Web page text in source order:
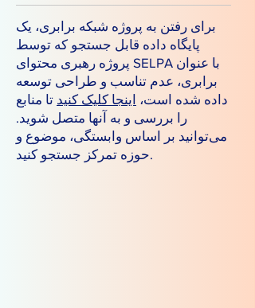
برای رفتن به پروژه شبکه برابری، یک
پایگاه داده قابل جستجو که توسط
پروژه رهبری محتوای SELPA با عنوان
برابری، عدم تناسب و طراحی توسعه
داده شده است، اینجا کلیک کنید تا منابع
را بررسی و به آنها متصل شوید.
می‌توانید بر اساس وابستگی، موضوع و
حوزه تمرکز جستجو کنید.